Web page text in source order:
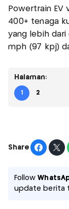
Powertrain EV
400+ tenaga
yang lebih
mph (97 kpj)
Halaman:
1 2
Share
Follow
update berita